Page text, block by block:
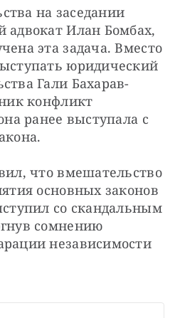
на заседании
адвокат Илан Бомбах,
эта задача. Вместо
юридический
Гали Бахарав-
конфликт
ранее выступала с
что вмешательство
основных законов
со скандальным
сомнению
независимости